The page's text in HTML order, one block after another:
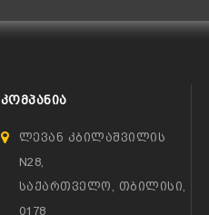
ᲙᲝᲛᲞᲐᲜᲘᲐ
ლევან კბილაშვილის
N28,
საქართველო, თბილისი,
0178